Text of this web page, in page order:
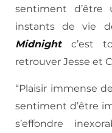
sentiment
instants de vie
Midnightc’est
retrouver Jesse et
“Plaisir immense
sentiment d’être
s’effondre